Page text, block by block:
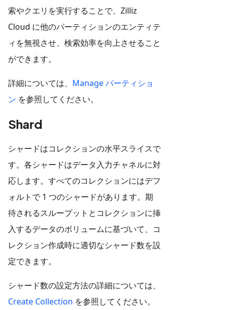
索やクエリを実行することで、Zilliz
Cloud に他のパーティションのエンティテ
ィを無視させ、検索効率を向上させること
ができます。
詳細については、 Manage パーティショ
ン を参照してください。
Shard
シャードはコレクションの水平スライスで
す。各シャードはデータ入力チャネルに対
応します。すべてのコレクションにはデフ
ォルトで 1 つのシャードがあります。期
待されるスループットとコレクションに挿
入するデータのボリュームに基づいて、コ
レクション作成時に適切なシャード数を設
定できます。
シャード数の設定方法の詳細については、
Create Collection を参照してください。